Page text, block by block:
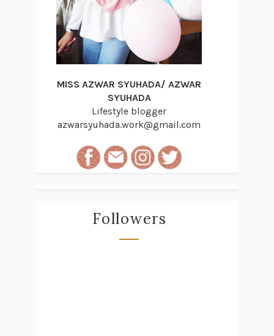
MISS AZWAR SYUHADA/ AZWAR
SYUHADA
Lifestyle blogger
azwarsyuhada.work@gmail.com
Followers